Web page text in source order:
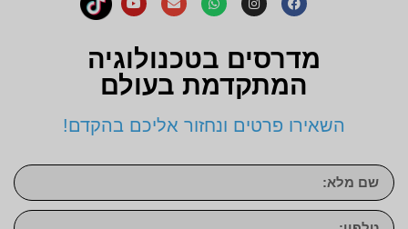
מדרסים בטכנולוגיה
המתקדמת בעולם
השאירו פרטים ונחזור אליכם בהקדם!